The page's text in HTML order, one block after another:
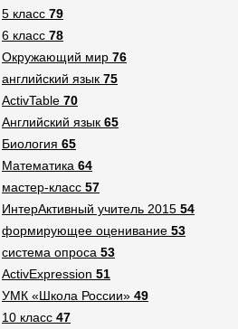
5 класс 79
6 класс 78
Окружающий мир 76
английский язык 75
ActivTable 70
Английский язык 65
Биология 65
Математика 64
мастер-класс 57
ИнтерАктивный учитель 2015 54
формирующее оценивание 53
система опроса 53
ActivExpression 51
УМК «Школа России» 49
10 класс 47